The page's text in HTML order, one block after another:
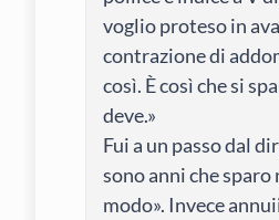
voglio proteso in
contrazione di
così. È così che si
deve.»
Fui a un passo dal
sono anni che sparo
modo». Invece